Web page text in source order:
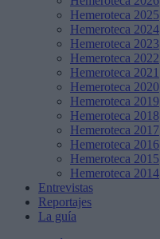
Hemeroteca 2025
Hemeroteca 2024
Hemeroteca 2023
Hemeroteca 2022
Hemeroteca 2021
Hemeroteca 2020
Hemeroteca 2019
Hemeroteca 2018
Hemeroteca 2017
Hemeroteca 2016
Hemeroteca 2015
Hemeroteca 2014
Entrevistas
Reportajes
La guía